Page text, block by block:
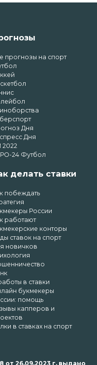
прогнозы на спорт
Дня
Дня
2022
24 Футбол
делать ставки
побеждать
России
работают
конторы
ставок на спорт
новичков
в ставки
букмекеры
помощь
капперов и
в ставках на спорт
26.09.2023 г. выдано